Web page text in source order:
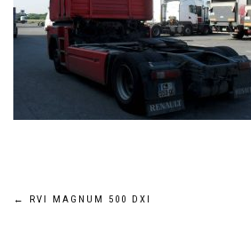
Navigation
← RVI MAGNUM 500 DXI